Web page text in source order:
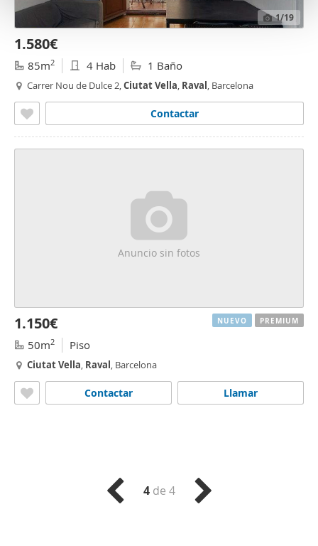
1/19
1.580€
85m2 4 Hab 1 Baño
Carrer Nou de Dulce 2,CiutatVella, Raval, Barcelona
Contactar
Anuncio sin fotos
1.150€
50m2 Piso
CiutatVella, Raval, Barcelona
Llamar
Contactar
NUEVO PREMIUM
4de 4